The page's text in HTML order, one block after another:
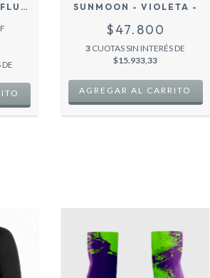
DE
SUNMOON - VIOLETA -
$47.800
3 CUOTAS SIN INTERÉS DE
$15.933,33
AGREGAR AL CARRITO